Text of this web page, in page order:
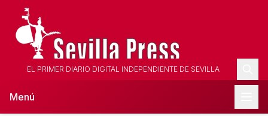
EL PRIMER DIARIO DIGITAL INDEPENDIENTE DE SEVILLA
Menú